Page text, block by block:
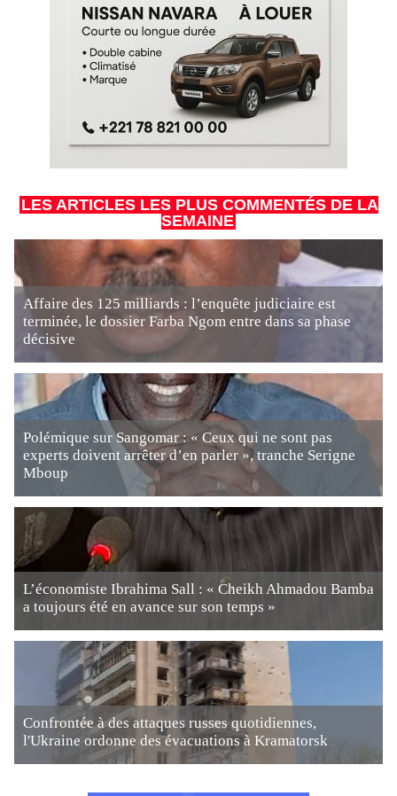
LES ARTICLES LES PLUS COMMENTÉS DE LA
SEMAINE
Affaire des 125 milliards : l’enquête judiciaire est
terminée, le dossier Farba Ngom entre dans sa phase
décisive
Polémique sur Sangomar : « Ceux qui ne sont pas
experts doivent arrêter d’en parler », tranche Serigne
Mboup
L’économiste Ibrahima Sall : « Cheikh Ahmadou Bamba
a toujours été en avance sur son temps »
Confrontée à des attaques russes quotidiennes,
l'Ukraine ordonne des évacuations à Kramatorsk